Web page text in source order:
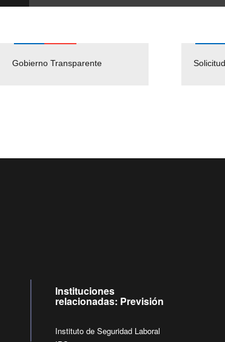
Gobierno Transparente Pago Proveedores
Instituciones
relacionadas: Previsión
Instituto de Seguridad Laboral